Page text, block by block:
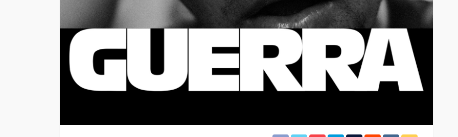
3 meses ago 4dm1n 2 meses ago